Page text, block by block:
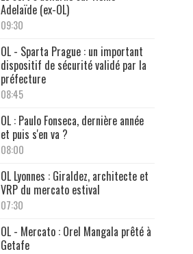
Adelaïde (ex-OL)
09:30
OL - Sparta Prague : un important
dispositif de sécurité validé par la
préfecture
08:45
OL : Paulo Fonseca, dernière année
et puis s'en va ?
08:00
OL Lyonnes : Giraldez, architecte et
VRP du mercato estival
07:30
OL - Mercato : Orel Mangala prêté à
Getafe